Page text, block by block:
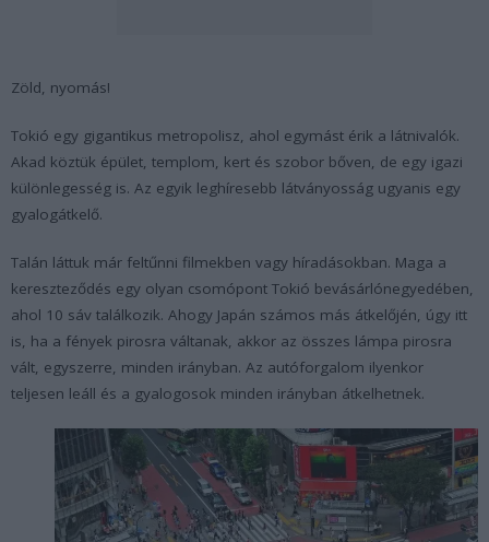
Zöld, nyomás!
Tokió egy gigantikus metropolisz, ahol egymást érik a látnivalók.
Akad köztük épület, templom, kert és szobor bőven, de egy igazi
különlegesség is. Az egyik leghíresebb látványosság ugyanis egy
gyalogátkelő.
Talán láttuk már feltűnni filmekben vagy híradásokban. Maga a
kereszteződés egy olyan csomópont Tokió bevásárlónegyedében,
ahol 10 sáv találkozik. Ahogy Japán számos más átkelőjén, úgy itt
is, ha a fények pirosra váltanak, akkor az összes lámpa pirosra
vált, egyszerre, minden irányban. Az autóforgalom ilyenkor
teljesen leáll és a gyalogosok minden irányban átkelhetnek.